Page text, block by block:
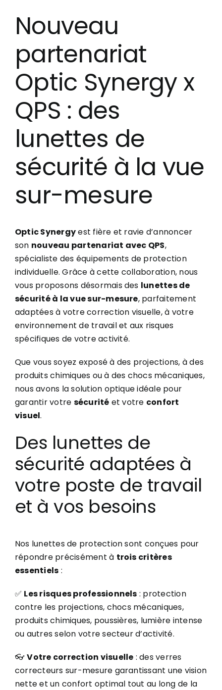
Nouveau
partenariat
Optic Synergy x
QPS : des
lunettes de
sécurité à la vue
sur-mesure
Optic Synergyest fière et ravie d’annoncer
son nouveau partenariat avec QPS,
spécialiste des équipements de protection
individuelle. Grâce à cette collaboration, nous
vous proposons désormais des lunettes de
sécurité à la vue sur-mesure, parfaitement
adaptées à votre correction visuelle, à votre
environnement de travail et aux risques
spécifiques de votre activité.
Que vous soyez exposé à des projections, à des
produits chimiques ou à des chocs mécaniques,
nous avons la solution optique idéale pour
garantir votre sécurité et votre confort
visuel.
Des lunettes de
sécurité adaptées à
votre poste de travail
et à vos besoins
Nos lunettes de protection sont conçues pour
répondre précisément à trois critères
essentiels :
✅ Les risques professionnels : protection
contre les projections, chocs mécaniques,
produits chimiques, poussières, lumière intense
ou autres selon votre secteur d’activité.
👓Votre correction visuelle : des verres
correcteurs sur-mesure garantissant une vision
nette et un confort optimal tout au long de la